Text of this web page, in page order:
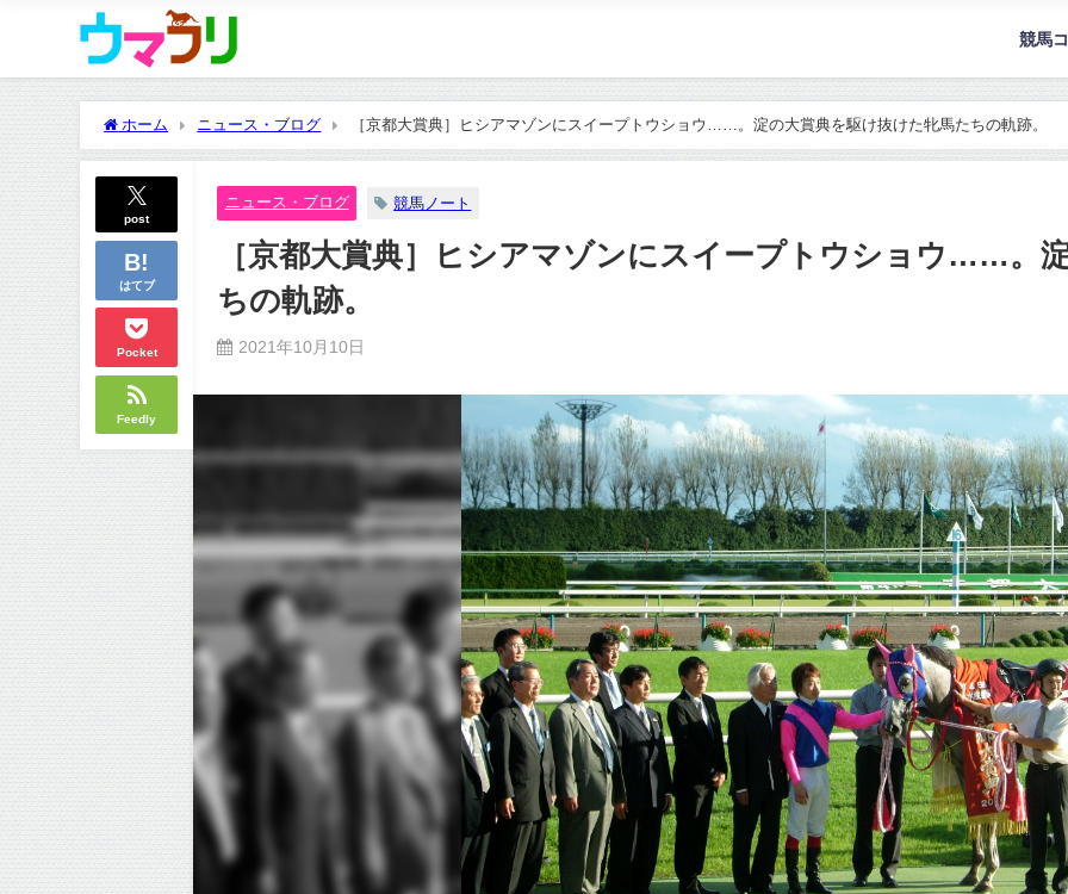
競馬
ホーム ニュース・ブログ ［京都大賞典］ヒシアマゾンにスイープトウショウ……。淀の大賞典を駆け抜けた牝馬たちの軌跡。
post
はてブ
Pocket
Feedly
ニュース・ブログ 競馬ノート
［京都大賞典］ヒシアマゾンにスイープトウショウ……。
ちの軌跡。
2021年10月10日